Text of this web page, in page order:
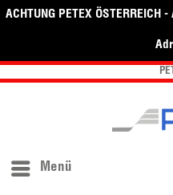
ACHTUNG PETEX
Menü